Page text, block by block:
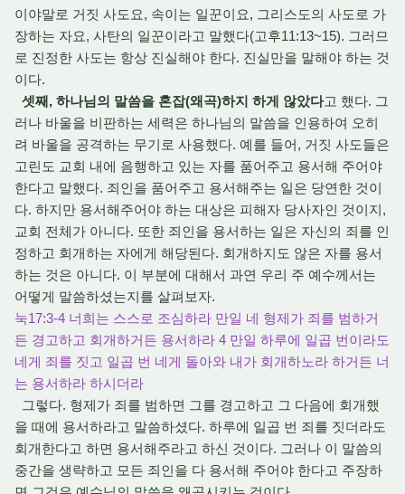
이야말로 거짓 사도요, 속이는 일꾼이요, 그리스도의 사도로 가
장하는 자요, 사탄의 일꾼이라고 말했다(고후11:13~15). 그러므
로 진정한 사도는 항상 진실해야 한다. 진실만을 말해야 하는 것
이다.
셋째, 하나님의 말씀을 혼잡(왜곡)하지 하게 않았다고 했다. 그
러나 바울을 비판하는 세력은 하나님의 말씀을 인용하여 오히
려 바울을 공격하는 무기로 사용했다. 예를 들어, 거짓 사도들은
고린도 교회 내에 음행하고 있는 자를 품어주고 용서해 주어야
한다고 말했다. 죄인을 품어주고 용서해주는 일은 당연한 것이
다. 하지만 용서해주어야 하는 대상은 피해자 당사자인 것이지,
교회 전체가 아니다. 또한 죄인을 용서하는 일은 자신의 죄를 인
정하고 회개하는 자에게 해당된다. 회개하지도 않은 자를 용서
하는 것은 아니다. 이 부분에 대해서 과연 우리 주 예수께서는
어떻게 말씀하셨는지를 살펴보자.
눅17:3-4 너희는 스스로 조심하라 만일 네 형제가 죄를 범하거
든 경고하고 회개하거든 용서하라 4 만일 하루에 일곱 번이라도
네게 죄를 짓고 일곱 번 네게 돌아와 내가 회개하노라 하거든 너
는 용서하라 하시더라
그렇다. 형제가 죄를 범하면 그를 경고하고 그 다음에 회개했
을 때에 용서하라고 말씀하셨다. 하루에 일곱 번 죄를 짓더라도
회개한다고 하면 용서해주라고 하신 것이다. 그러나 이 말씀의
중간을 생략하고 모든 죄인을 다 용서해 주어야 한다고 주장하